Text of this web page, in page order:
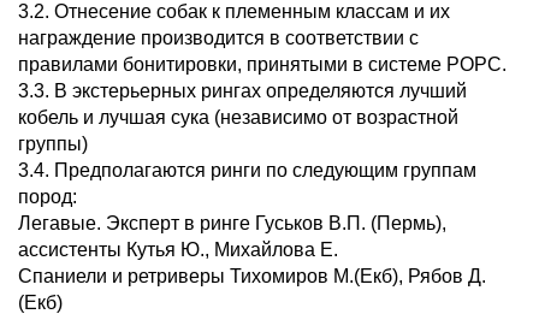
3.2. Отнесение собак к племенным классам и их
награждение производится в соответствии с
правилами бонитировки, принятыми в системе РОРС.
3.3. В экстерьерных рингах определяются лучший
кобель и лучшая сука (независимо от возрастной
группы)
3.4. Предполагаются ринги по следующим группам
пород:
Легавые. Эксперт в ринге Гуськов В.П. (Пермь),
ассистенты Кутья Ю., Михайлова Е.
Спаниели и ретриверы Тихомиров М.(Екб), Рябов Д.
(Екб)